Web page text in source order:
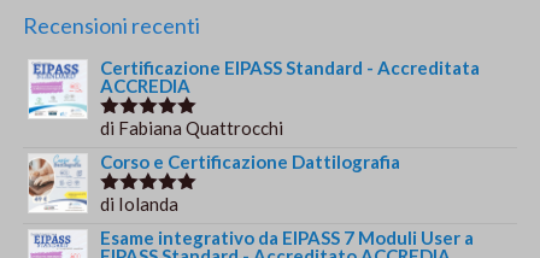
Recensioni recenti
Certificazione EIPASS Standard - Accreditata
ACCREDIA
Valutato5
di Fabiana Quattrocchi
Corso e Certificazione Dattilografia
Valutato5
di Iolanda
Esame integrativo da EIPASS 7 Moduli User a